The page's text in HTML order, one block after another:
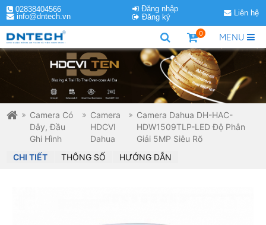
02838404566
info@dntech.vn
Đăng nhập
Đăng ký
Liên hệ
MENU
0
Camera Có
Dây, Đầu
Ghi Hình
Camera
HDCVI
Dahua
Camera Dahua DH-HAC-
HDW1509TLP-LED Độ Phân
Giải 5MP Siêu Rõ
CHI TIẾT
THÔNG SỐ HƯỚNG DẪN